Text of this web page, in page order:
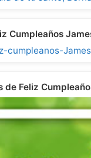
Cumpleaños
de Feliz